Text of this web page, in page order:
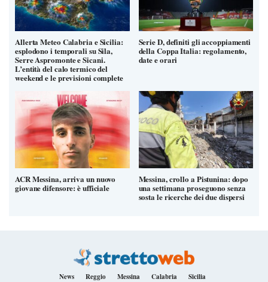
Allerta Meteo Calabria e Sicilia:
esplodono i temporali su Sila,
Serre Aspromonte e Sicani.
L’entità del calo termico del
weekend e le previsioni complete
Serie D, definiti gli accoppiamenti
della Coppa Italia: regolamento,
date e orari
ACR Messina, arriva un nuovo
giovane difensore: è ufficiale
Messina, crollo a Pistunina: dopo
una settimana proseguono senza
sosta le ricerche dei due dispersi
News Reggio Messina Calabria Sicilia